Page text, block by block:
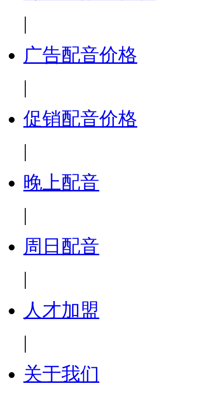
|
广告配音价格
|
促销配音价格
|
晚上配音
|
周日配音
|
人才加盟
|
关于我们